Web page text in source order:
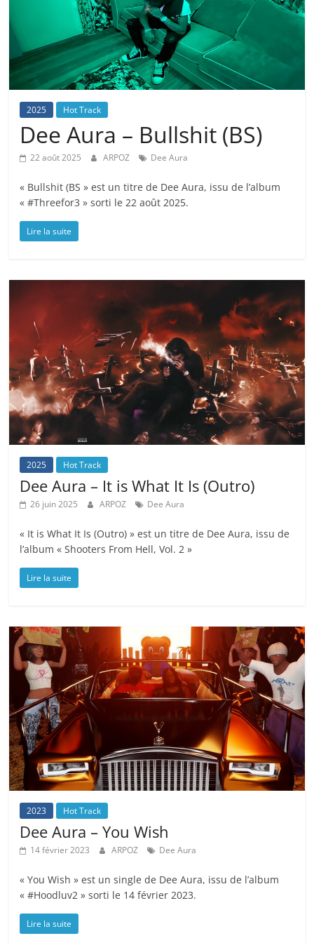
2025 Hot Track
Dee Aura – Bullshit (BS)
22 août 2025 ARPOZ Dee Aura
« Bullshit (BS » est un titre de Dee Aura, issu de l’album
« #Threefor3 » sorti le 22 août 2025.
Lire la suite
2025 Hot Track
Dee Aura – It is What It Is (Outro)
26 juin 2025 ARPOZ Dee Aura
« It is What It Is (Outro) » est un titre de Dee Aura, issu de
l’album « Shooters From Hell, Vol. 2 »
Lire la suite
2023 Hot Track
Dee Aura – You Wish
14 février 2023 ARPOZ Dee Aura
« You Wish » est un single de Dee Aura, issu de l’album
« #Hoodluv2 » sorti le 14 février 2023.
Lire la suite